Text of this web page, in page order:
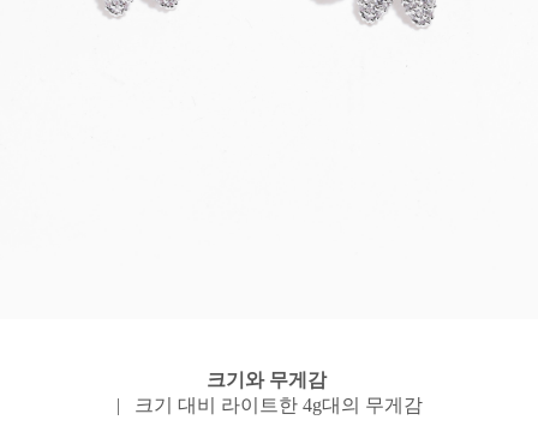
크기와 무게감
| 크기 대비 라이트한 4g대의 무게감